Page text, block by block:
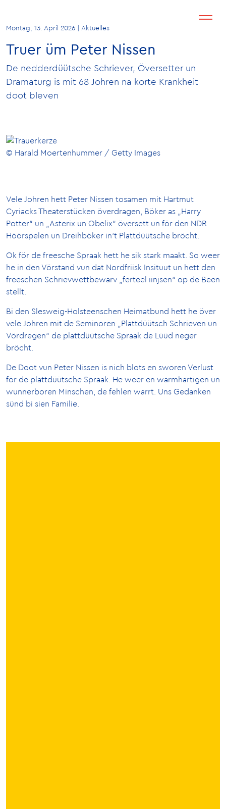
Montag, 13. April 2026 | Aktuelles
Truer üm Peter Nissen
De nedderdüütsche Schriever, Översetter un
Dramaturg is mit 68 Johren na korte Krankheit
doot bleven
© Harald Moertenhummer / Getty Images
Vele Johren hett Peter Nissen tosamen mit Hartmut
Cyriacks Theaterstücken överdragen, Böker as „Harry
Potter“ un „Asterix un Obelix“ översett un för den NDR
Höörspelen un Dreihböker in‘t Plattdüütsche bröcht.
Ok för de freesche Spraak hett he sik stark maakt. So weer
he in den Vörstand vun dat Nordfriisk Insituut un hett den
freeschen Schrievwettbewarv „ferteel iinjsen“ op de Been
stellt.
Bi den Slesweig-Holsteenschen Heimatbund hett he över
vele Johren mit de Seminoren „Plattdüütsch Schrieven un
Vördregen“ de plattdüütsche Spraak de Lüüd neger
bröcht.
De Doot vun Peter Nissen is nich blots en sworen Verlust
för de plattdüütsche Spraak. He weer en warmhartigen un
wunnerboren Minschen, de fehlen warrt. Uns Gedanken
sünd bi sien Familie.